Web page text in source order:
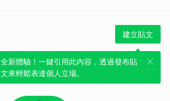
建立貼文
全新體驗！一鍵引用此內容，透過發布貼
文來輕鬆表達個人立場。